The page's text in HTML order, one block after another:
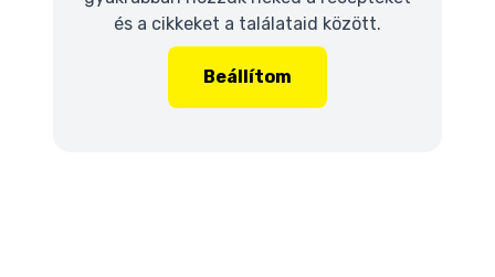
és a cikkeket a találataid között.
Beállítom